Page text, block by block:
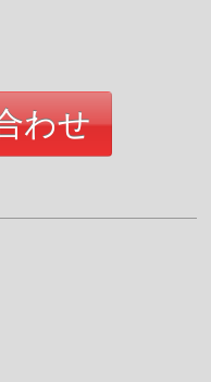
わせ